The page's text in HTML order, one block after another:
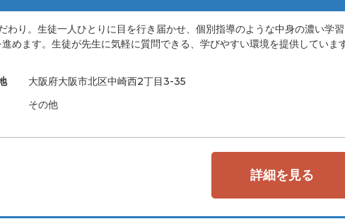
わり。生徒一人ひとりに目を行き届かせ、個別指導のような中身の濃い学
めます。生徒が先生に気軽に質問できる、学びやすい環境を提供しています
大阪府大阪市北区中崎西2丁目3-35
その他
詳細を見る